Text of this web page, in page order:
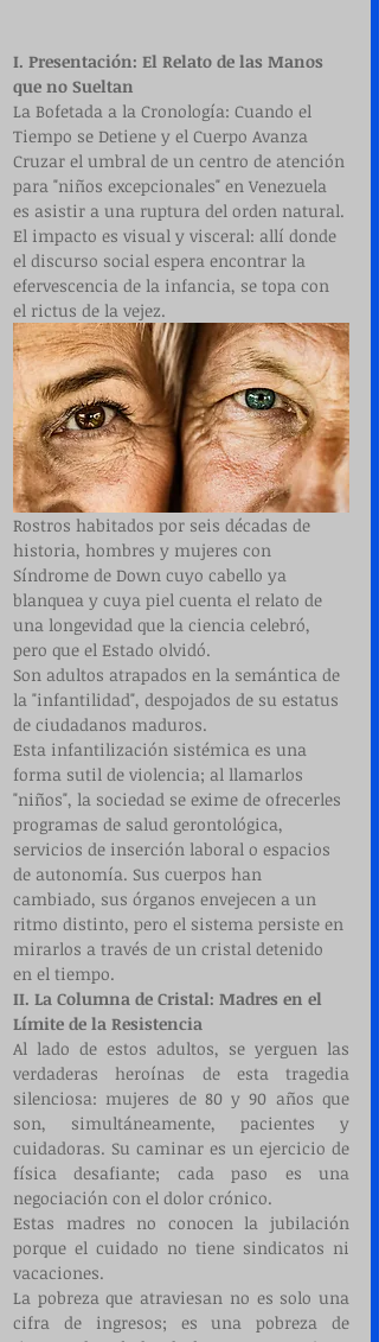
I. Presentación: El Relato de las Manos
que no Sueltan
La Bofetada a la Cronología: Cuando el
Tiempo se Detiene y el Cuerpo Avanza
Cruzar el umbral de un centro de atención
para "niños excepcionales" en Venezuela
es asistir a una ruptura del orden natural.
El impacto es visual y visceral: allí donde
el discurso social espera encontrar la
efervescencia de la infancia, se topa con
el rictus de la vejez.
Rostros habitados por seis décadas de
historia, hombres y mujeres con
Síndrome de Down cuyo cabello ya
blanquea y cuya piel cuenta el relato de
una longevidad que la ciencia celebró,
pero que el Estado olvidó.
Son adultos atrapados en la semántica de
la "infantilidad", despojados de su estatus
de ciudadanos maduros.
Esta infantilización sistémica es una
forma sutil de violencia; al llamarlos
"niños", la sociedad se exime de ofrecerles
programas de salud gerontológica,
servicios de inserción laboral o espacios
de autonomía. Sus cuerpos han
cambiado, sus órganos envejecen a un
ritmo distinto, pero el sistema persiste en
mirarlos a través de un cristal detenido
en el tiempo.
II. La Columna de Cristal: Madres en el
Límite de la Resistencia
Al lado de estos adultos, se yerguen las
verdaderas heroínas de esta tragedia
silenciosa: mujeres de 80 y 90 años que
son, simultáneamente, pacientes y
cuidadoras. Su caminar es un ejercicio de
física desafiante; cada paso es una
negociación con el dolor crónico.
Estas madres no conocen la jubilación
porque el cuidado no tiene sindicatos ni
vacaciones.
La pobreza que atraviesan no es solo una
cifra de ingresos; es una pobreza de